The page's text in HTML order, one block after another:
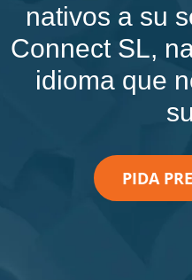
nativos a su
Connect SL,
idioma que
PIDA